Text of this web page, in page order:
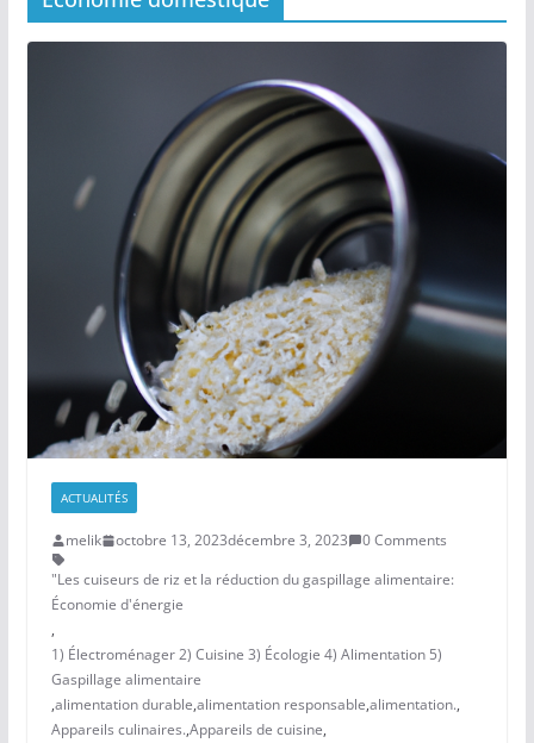
ACTUALITÉS
melik octobre 13, 2023décembre 3, 2023
0 Comments
"Les cuiseurs de riz et la réduction du gaspillage alimentaire:
Économie d'énergie
,
1) Électroménager 2) Cuisine 3) Écologie 4) Alimentation 5)
Gaspillage alimentaire
,alimentation durable,alimentation responsable,alimentation.,
Appareils culinaires.,Appareils de cuisine,